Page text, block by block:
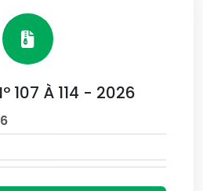
107 À 114 - 2026